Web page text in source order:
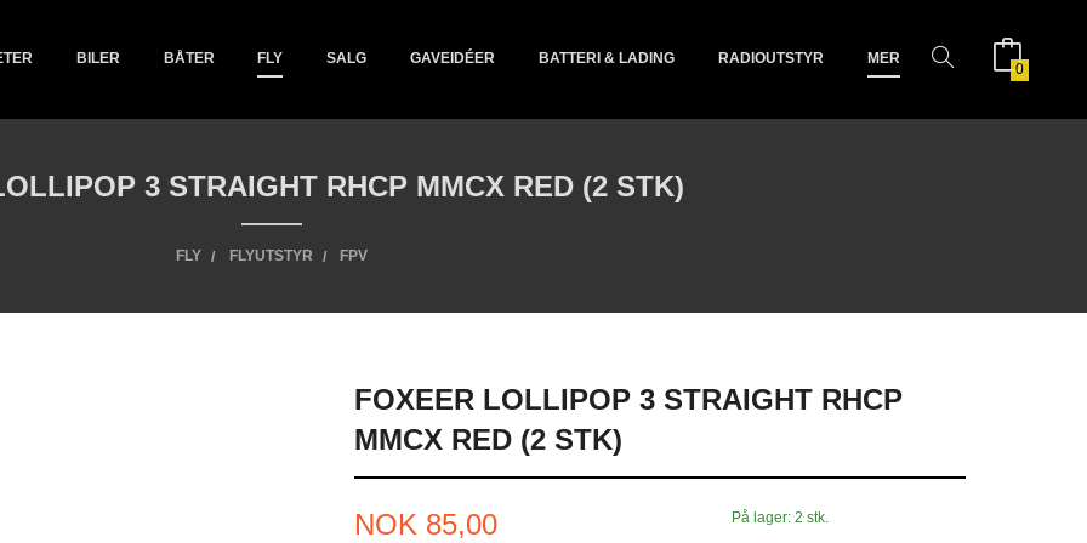
BILER BÅTER FLY SALG GAVEIDÉER BATTERI & LADING RADIOUTSTYR MER
0
3 STRAIGHT RHCP MMCX RED (2 STK)
FLY FLYUTSTYR FPV
FOXEER LOLLIPOP 3 STRAIGHT RHCP
MMCX RED (2 STK)
Tilbud
NOK 85,00 På lager: 2 stk.